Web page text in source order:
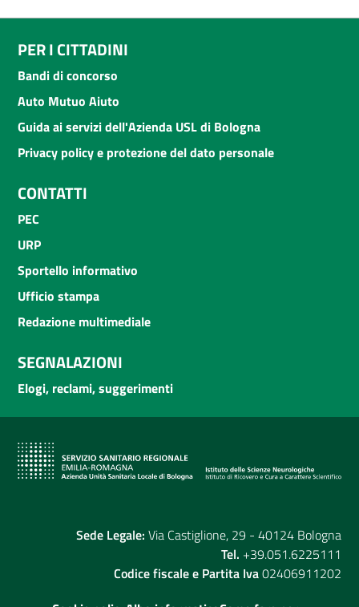
PER I CITTADINI
Bandi di concorso
Auto Mutuo Aiuto
Guida ai servizi dell'Azienda USL di Bologna
Privacy policy e protezione del dato personale
CONTATTI
PEC
URP
Sportello informativo
Ufficio stampa
Redazione multimediale
SEGNALAZIONI
Elogi, reclami, suggerimenti
Sede Legale: Via Castiglione, 29 - 40124 Bologna
Tel. +39.051.6225111
Codice fiscale e Partita Iva02406911202